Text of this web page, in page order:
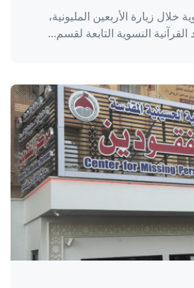
خلال زيارة الأربعين المليونية،
النسوية التابعة لقسم...